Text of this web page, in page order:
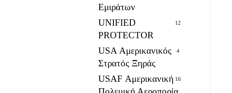
Εμιράτων
UNIFIED
PROTECTOR
12
USA Αμερικανικός
Στρατός Ξηράς
4
USAF Αμερικανική 16